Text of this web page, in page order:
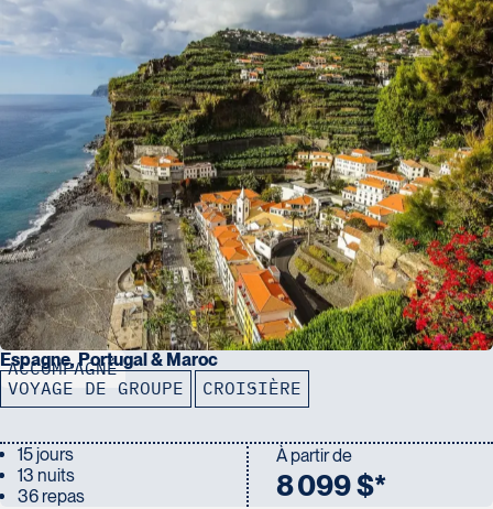
ACCOMPAGNÉ
Espagne, Portugal & Maroc
VOYAGE DE GROUPE CROISIÈRE
15 jours
13 nuits
36 repas
À partir de
8 099 $*